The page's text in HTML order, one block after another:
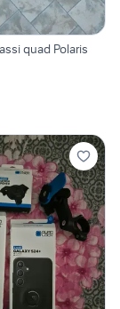
quad Polaris